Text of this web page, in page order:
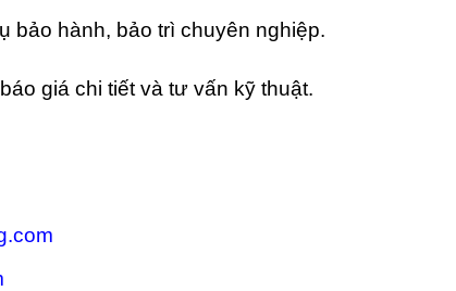
bảo hành, bảo trì chuyên nghiệp.
giá chi tiết và tư vấn kỹ thuật.